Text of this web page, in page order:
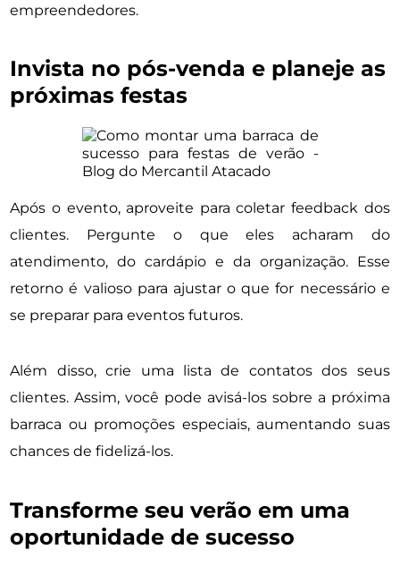
empreendedores.
Invista no pós-venda e planeje as
próximas festas
Após o evento, aproveite para coletar feedback dos
clientes. Pergunte o que eles acharam do
atendimento, do cardápio e da organização. Esse
retorno é valioso para ajustar o que for necessário e
se preparar para eventos futuros.
Além disso, crie uma lista de contatos dos seus
clientes. Assim, você pode avisá-los sobre a próxima
barraca ou promoções especiais, aumentando suas
chances de fidelizá-los.
Transforme seu verão em uma
oportunidade de sucesso